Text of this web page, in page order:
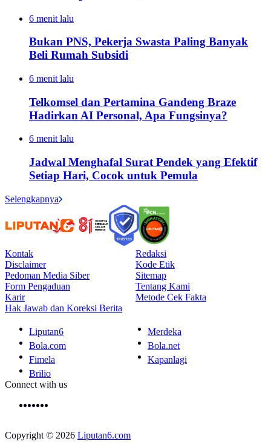
6 menit lalu
Bukan PNS, Pekerja Swasta Paling Banyak
Beli Rumah Subsidi
6 menit lalu
Telkomsel dan Pertamina Gandeng Braze
Hadirkan AI Personal, Apa Fungsinya?
6 menit lalu
Jadwal Menghafal Surat Pendek yang Efektif
Setiap Hari, Cocok untuk Pemula
Selengkapnya
Kontak
Redaksi
Disclaimer
Kode Etik
Pedoman Media Siber
Sitemap
Form Pengaduan
Tentang Kami
Karir
Metode Cek Fakta
Hak Jawab dan Koreksi Berita
Liputan6
Merdeka
Bola.com
Bola.net
Fimela
Kapanlagi
Brilio
Connect with us
Copyright © 2026 Liputan6.com